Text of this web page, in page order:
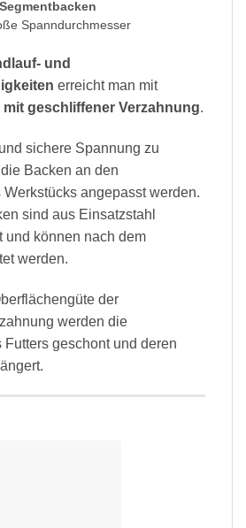
Segmentbacken
Spanndurchmesser
und
erreicht man mit
geschliffener Verzahnung.
sichere Spannung zu
Backen an den
Werkstücks angepasst werden.
sind aus Einsatzstahl
und können nach dem
werden.
der
werden die
geschont und deren